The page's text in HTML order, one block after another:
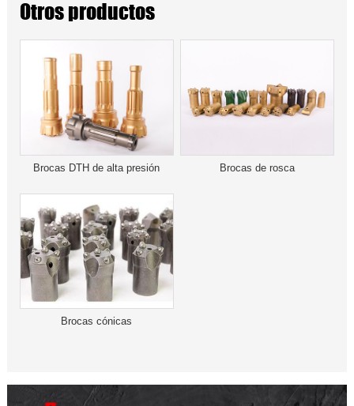
Otros productos
Brocas DTH de alta presión Brocas de rosca
Brocas cónicas